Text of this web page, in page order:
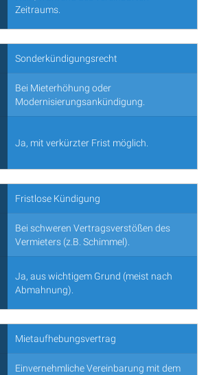
Zeitraums.
Sonderkündigungsrecht
Bei Mieterhöhung oder
Modernisierungsankündigung.
Ja, mit verkürzter Frist möglich.
Fristlose Kündigung
Bei schweren Vertragsverstößen des
Vermieters (z.B. Schimmel).
Ja, aus wichtigem Grund (meist nach
Abmahnung).
Mietaufhebungsvertrag
Einvernehmliche Vereinbarung mit dem